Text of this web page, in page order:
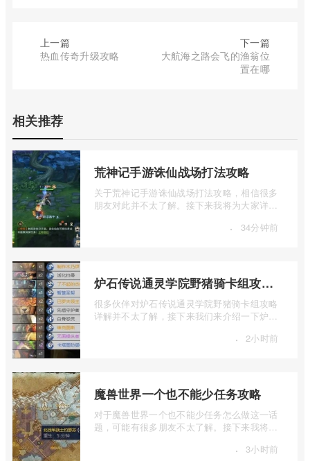
上一篇
热血传奇升级攻略
下一篇
大航海之路会飞的渔翁位
置在哪
相关推荐
荒神记手游诛仙战场打法攻略
关于荒神记手游诛仙战场打法攻略，相信很多
朋友对此并不太了解。接下来我将为大家详细
· 34分钟前
炉石传说通灵学院野猪骑卡组攻略详细解析
很多伙伴对炉石传说通灵学院野猪骑卡组攻略
详解并不太了解，接下来我们来介绍一下炉石
· 2小时前
魔兽世界一个也不能少任务攻略
对于魔兽世界一个也不能少任务怎么做这一话
题，可能有很多朋友不太了解。接下来我将为
· 3小时前